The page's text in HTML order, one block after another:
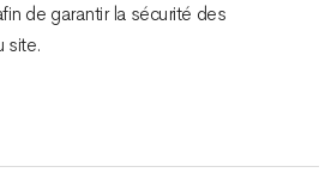
de garantir la sécurité des
site.